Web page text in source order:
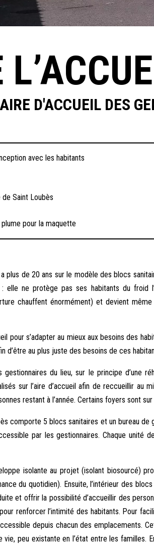
D'ACCUEIL DES
avec les habitants
Saint Loubès
pour la maquette
plus de 20 ans sur le modèle des blocs
: elle ne protège pas ses habitants du
chauffent énormément) et devient
pour s’adapter au mieux aux besoins des
au plus juste des besoins de ces
du lieu, sur le principe d’une
sur l’aire d’accueil afin de reccueillir au
restant à l’année. Certains foyers sont
comporte 5 blocs sanitaires et un bureau
par les gestionnaires. Chaque unité
isolante au projet (isolant biosourcé)
du quotidien). Ensuite, l’intérieur des
et offrir la possibilité d’accueillir des
renforcer l’intimité des habitants. Pour
depuis chacun des emplacements.
peu existante en l’état entre les familles.